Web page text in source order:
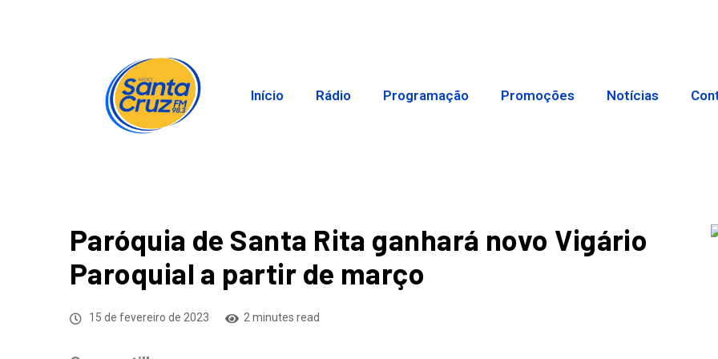
Início Rádio Programação Promoções Notícias
Paróquia de Santa Rita ganhará novo Vigário
Paroquial a partir de março
15 de fevereiro de 2023 2 minutes read